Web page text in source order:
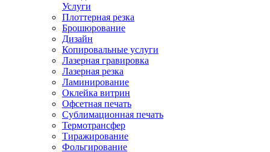
Услуги
Плоттерная резка
Брошюрование
Дизайн
Копировальные услуги
Лазерная гравировка
Лазерная резка
Ламинирование
Оклейка витрин
Офсетная печать
Сублимационная печать
Термотрансфер
Тиражирование
Фольгирование